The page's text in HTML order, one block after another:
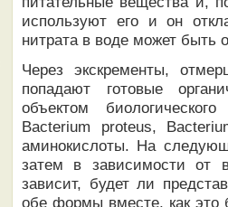
используют его и он
нитрата в воде может быть
Через экскременты,
попадают готовые
объектом
Bacterium proteus,
аминокислоты. На
затем в зависимости
зависит, будет ли
обе формы вместе, как это